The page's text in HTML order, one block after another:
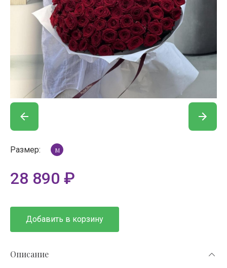
Размер: M
28 890 ₽
Добавить в корзину
Описание